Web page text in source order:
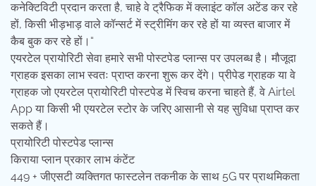
कनेक्टिविटी प्रदान करता है, चाहे वे ट्रैफिक में क्लाइंट कॉल अटेंड कर रहे
हों, किसी भीड़भाड़ वाले कॉन्सर्ट में स्ट्रीमिंग कर रहे हों या व्यस्त बाजार में
कैब बुक कर रहे हों।“
एयरटेल प्रायोरिटी सेवा हमारे सभी पोस्टपेड प्लान्स पर उपलब्ध है। मौजूदा
ग्राहक इसका लाभ स्वतः प्राप्त करना शुरू कर देंगे। प्रीपेड ग्राहक या वे
ग्राहक जो एयरटेल प्रायोरिटी पोस्टपेड में स्विच करना चाहते हैं, वे Airtel
App या किसी भी एयरटेल स्टोर के जरिए आसानी से यह सुविधा प्राप्त कर
सकते हैं।
प्रायोरिटी पोस्टपेड प्लान्स
किराया प्लान प्रकार लाभ कंटेंट
449 + जीएसटी व्यक्तिगत फास्टलेन तकनीक के साथ 5G पर प्राथमिकता